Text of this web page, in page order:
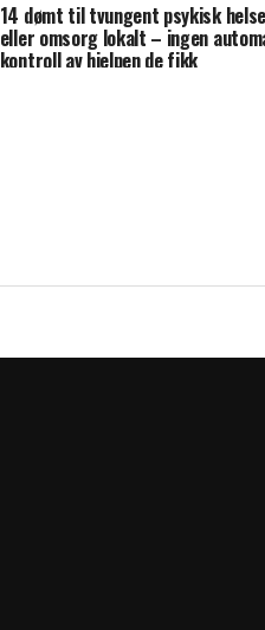
14 dømt til tvungent psykisk
eller omsorg lokalt – ingen
kontroll av hjelpen de fikk